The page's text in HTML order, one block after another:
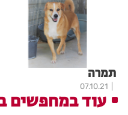
תמרה
07.10.21
עוד במחפשים